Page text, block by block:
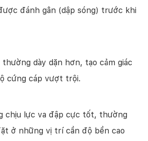
đánh gân (dập sóng) trước khi
thường dày dặn hơn, tạo cảm giác
cứng cáp vượt trội.
chịu lực va đập cực tốt, thường
ở những vị trí cần độ bền cao